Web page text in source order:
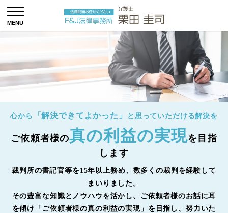
心から 「解決できてよかった」 と思っていただける解決を
ご依頼者様の真の利益の実現を目指
します
裁判所の書記官等を15年以上務め、数多くの裁判を経験して
まいりました。
その豊富な知識とノウハウを活かし、ご依頼者様のお話に耳
を傾け「ご依頼者様の真の利益の実現」を目指し、努力いた